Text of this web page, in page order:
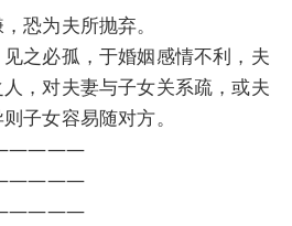
恐为夫所抛弃。
之必孤，于婚姻感情不利，夫
，对夫妻与子女关系疏，或夫
子女容易随对方。